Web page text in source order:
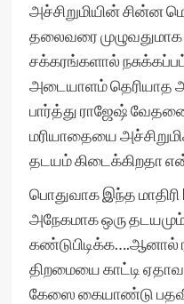
அச்சிறுமியின் சின்ன
தலைவரை
சக்கரங்களால்
அடையாளம் தெரியாத
பார்த்து ராஜேஷ்
மரியாதையை
தடயம் கிடைக்கிறதா
பொதுவாக இந்த
அநேகமாக ஒரு
கண்டுபிடிக்க….ஆனால்
திறமையை காட்டி
கேஸை கையாண்டு